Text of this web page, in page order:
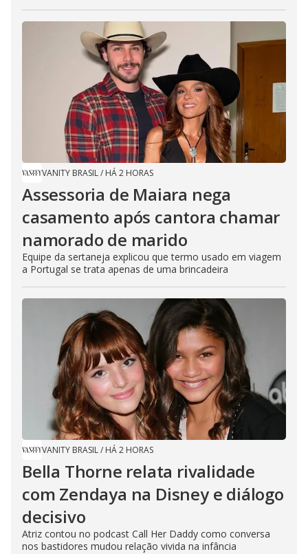
VANITY BRASIL/ HÁ 2 HORAS
Assessoria de Maiara nega
casamento após cantora chamar
namorado de marido
Equipe da sertaneja explicou que termo usado em viagem
a Portugal se trata apenas de uma brincadeira
VANITY BRASIL/ HÁ 2 HORAS
Bella Thorne relata rivalidade
com Zendaya na Disney e diálogo
decisivo
Atriz contou no podcast Call Her Daddy como conversa
nos bastidores mudou relação vivida na infância